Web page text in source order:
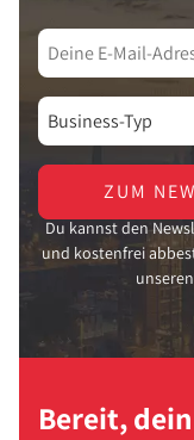
ZUM
Du kannst den
und kostenfrei
unseren
Bereit,